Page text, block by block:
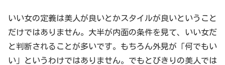
いい女の定義は美人が良いとかスタイルが良いということ
だけではありません。大半が内面の条件を見て、いい女だ
と判断されることが多いです。もちろん外見が「何でもい
い」というわけではありません。でもとびきりの美人では